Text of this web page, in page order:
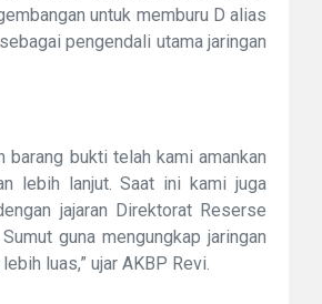
untuk memburu D alias
pengendali utama jaringan
barang bukti telah kami amankan
lebih lanjut. Saat ini kami juga
jajaran Direktorat Reserse
guna mengungkap jaringan
luas,” ujar AKBP Revi.